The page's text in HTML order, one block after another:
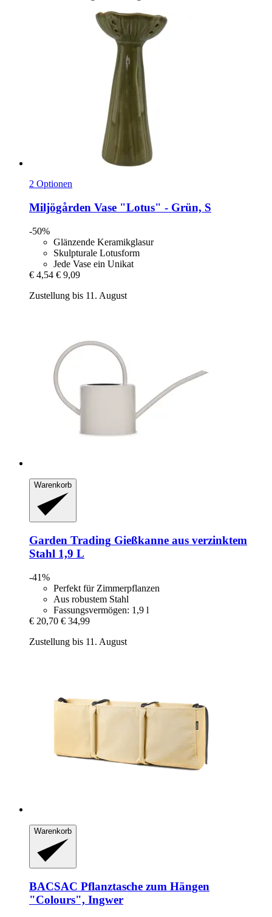
2 Optionen
Miljögården Vase "Lotus" -​ Grün, S
-50%
Glänzende Keramikglasur
Skulpturale Lotusform
Jede Vase ein Unikat
€ 4,54 € 9,09
Zustellung bis 11. August
Warenkorb
Garden Trading Gießkanne aus verzinktem
Stahl 1,9 L
-41%
Perfekt für Zimmerpflanzen
Aus robustem Stahl
Fassungsvermögen: 1,9 l
€ 20,70 € 34,99
Zustellung bis 11. August
Warenkorb
BACSAC Pflanztasche zum Hängen
"Colours", Ingwer